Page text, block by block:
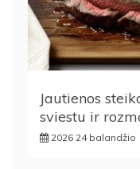
Jautienos
sviestu ir
2026 24 balandžio